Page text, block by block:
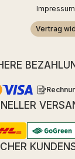
Impressum
Vertrag